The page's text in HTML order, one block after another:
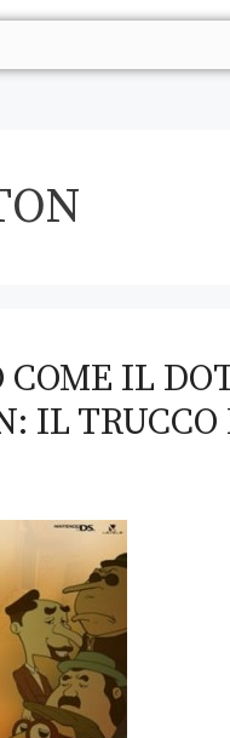
COME IL
IL